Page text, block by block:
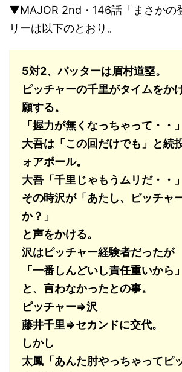
▼MAJOR 2nd・146話「まさかの
リーは以下のとおり。
5対2、バッターは眉村道塁。
ピッチャーの千里がタイムをか
願する。
「握力が無くなっちゃって・・」
大吾は「この回だけでも」と続
ォアボール。
大吾「千里じゃもうムリだ・・」
その時沢が「あたし、ピッチャ
か？」
と声をかける。
沢はピッチャー経験者だったが
「一番しんどいし責任重いから」
と、言わなかったとの事。
ピッチャー⇒沢
藤井千里⇒セカンドに交代。
しかし
太鳳「あんた肘やっちゃってピ